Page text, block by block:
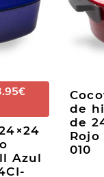
Azul
de
de
Rojo
010